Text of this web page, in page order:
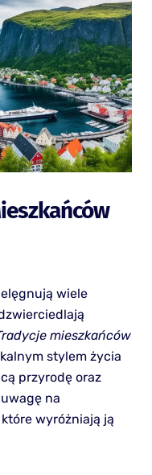
wiele
mieszkańców
stylem życia
przyrodę oraz
na
wyróżniają ją